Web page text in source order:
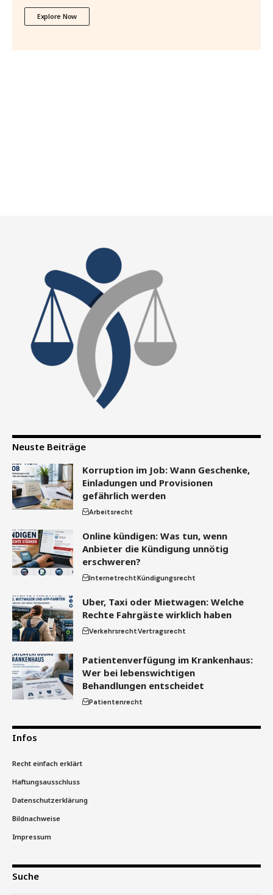
Explore Now
Neuste Beiträge
Korruption im Job: Wann Geschenke,
Einladungen und Provisionen
gefährlich werden
Arbeitsrecht
Online kündigen: Was tun, wenn
Anbieter die Kündigung unnötig
erschweren?
InternetrechtKündigungsrecht
Uber, Taxi oder Mietwagen: Welche
Rechte Fahrgäste wirklich haben
VerkehrsrechtVertragsrecht
Patientenverfügung im Krankenhaus:
Wer bei lebenswichtigen
Behandlungen entscheidet
Patientenrecht
Infos
Recht einfach erklärt
Haftungsausschluss
Datenschutzerklärung
Bildnachweise
Impressum
Suche